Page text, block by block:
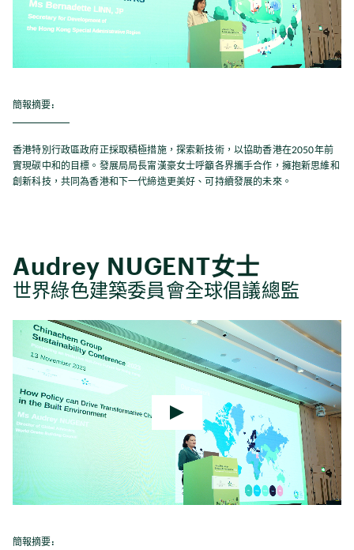
簡報摘要:
香港特別行政區政府正採取積極措施，探索新技術，以協助香港在2050年前
實現碳中和的目標。發展局局長甯漢豪女士呼籲各界攜手合作，擁抱新思維和
創新科技，共同為香港和下一代締造更美好、可持續發展的未來。
Audrey NUGENT女士
世界綠色建築委員會全球倡議總監
簡報摘要: